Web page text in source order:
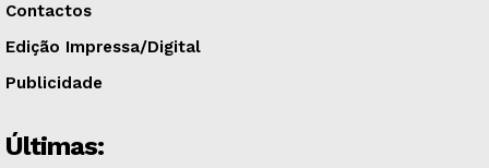
Contactos
Edição Impressa/Digital
Publicidade
Últimas: